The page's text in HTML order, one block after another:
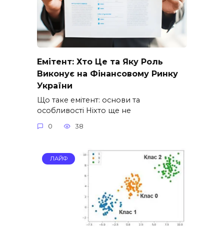
Емітент: Хто Це та Яку Роль
Виконує на Фінансовому Ринку
України
Що таке емітент: основи та
особливості Ніхто ще не
0 38
ЛАЙФ